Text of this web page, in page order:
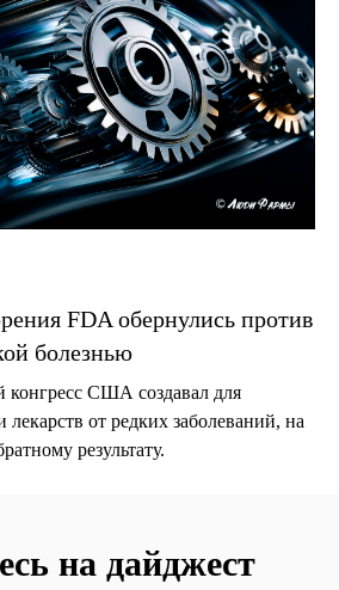
FDA обернулись против
болезнью
конгресс США создавал для
лекарств от редких заболеваний, на
результату.
на дайджест